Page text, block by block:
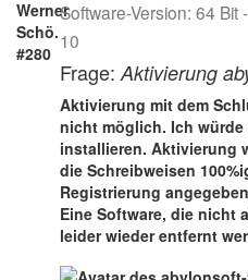
Software-Version: 64
10
Frage:Aktivierung
Aktivierung mit dem
nicht möglich. Ich würde
installieren. Aktivierung
die Schreibweisen
Registrierung
Eine Software, die nicht
leider wieder entfernt